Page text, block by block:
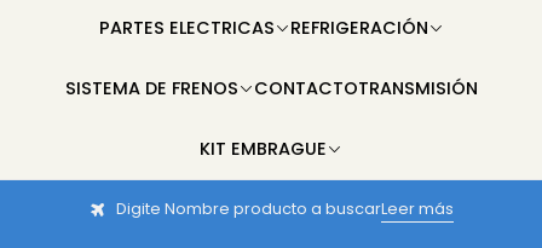
PARTES ELECTRICAS REFRIGERACIÓN
SISTEMA DE FRENOS CONTACTOTRANSMISIÓN
KIT EMBRAGUE
Digite Nombre producto a buscarLeer más